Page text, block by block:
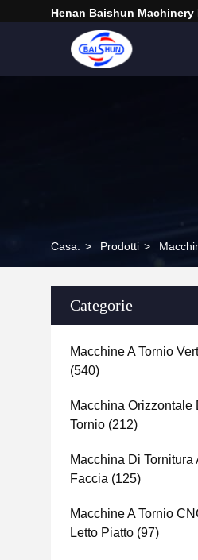
Henan Baishun
Casa. > Prodotti >
Categorie
Macchine A Tornio
(540)
Macchina Orizzontale
Tornio (212)
Macchina Di Tornitura
Faccia (125)
Macchine A Tornio
Letto Piatto (97)